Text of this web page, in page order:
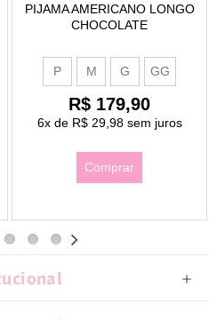
PIJAMA AMERICANO LONGO
CHOCOLATE
P M G GG
R$ 179,90
6xde R$ 29,98sem juros
Comprar